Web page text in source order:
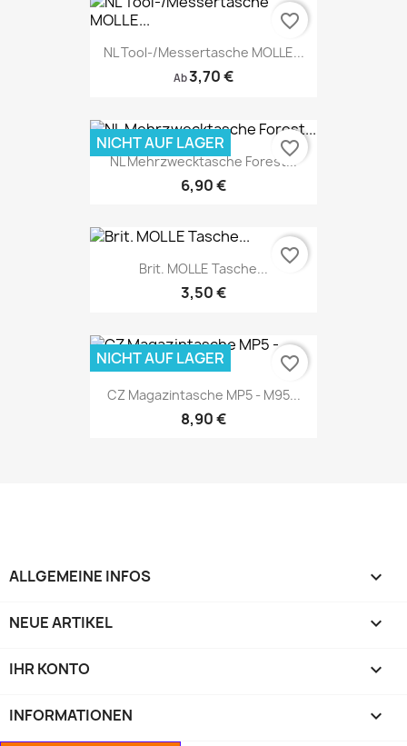
NL Tool-/Messertasche MOLLE...
Ab3,70 €
favorite_border
NL Mehrzwecktasche Forest...
6,90 €
NICHT AUF LAGER favorite_border
Brit. MOLLE Tasche...
3,50 €
favorite_border
CZ Magazintasche MP5 - M95...
8,90 €
NICHT AUF LAGER favorite_border
ALLGEMEINE INFOS 
NEUE ARTIKEL 
IHR KONTO 
INFORMATIONEN 